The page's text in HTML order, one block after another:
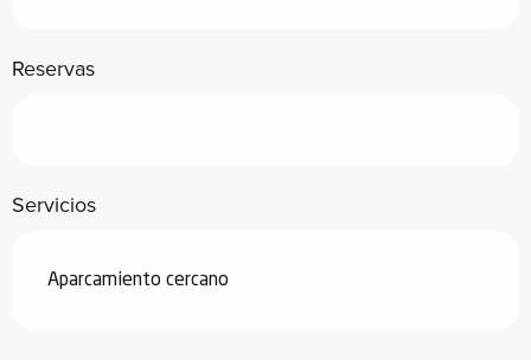
Reservas
Servicios
Aparcamiento cercano